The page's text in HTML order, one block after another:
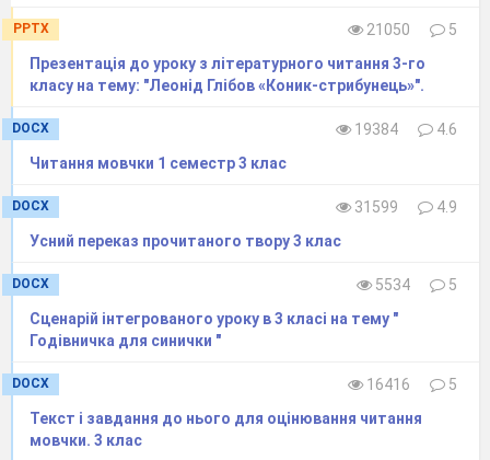
-Знайдіть у тексті зачин, основну частину,
кінцівку?
VII. Підсумок уроку
-Діти наш Карлсон приніс нам сюрпризи.Учень –
Карлсон роздає дітям конверти з малюнком
- Хто автор Казки?
-Назвіть героїв казки?
- Як познайомились Карлсон і Малий?
-Зачитайте розмову Малого з Карлсоном?
-Що таке казка?
PPTX 21050
5
Презентація до уроку з літературного читання 3-го
класу на тему: "Леонід Глібов «Коник-стрибунець»".
DOCX 19384
4.6
Читання мовчки 1 семестр 3 клас
DOCX 31599
4.9
Усний переказ прочитаного твору 3 клас
DOCX 5534
5
Сценарій інтегрованого уроку в 3 класі на тему "
Годівничка для синички "
DOCX 16416
5
Текст і завдання до нього для оцінювання читання
мовчки. 3 клас